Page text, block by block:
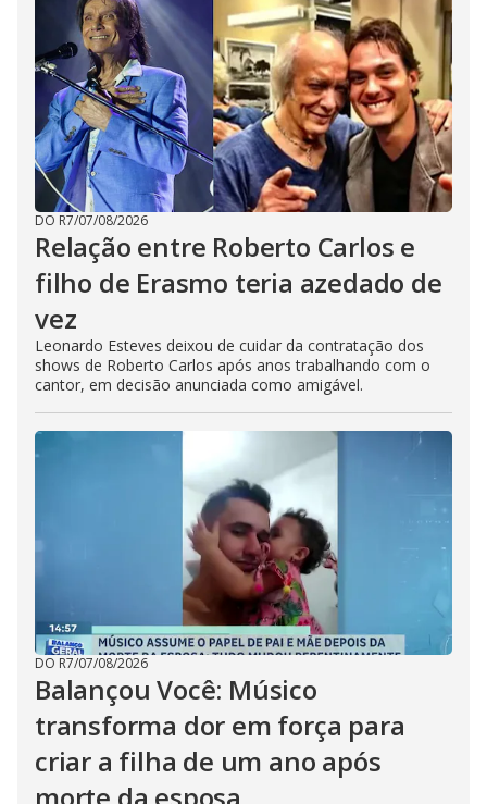
DO R7/07/08/2026
Relação entre Roberto Carlos e
filho de Erasmo teria azedado de
vez
Leonardo Esteves deixou de cuidar da contratação dos
shows de Roberto Carlos após anos trabalhando com o
cantor, em decisão anunciada como amigável.
DO R7/07/08/2026
Balançou Você: Músico
transforma dor em força para
criar a filha de um ano após